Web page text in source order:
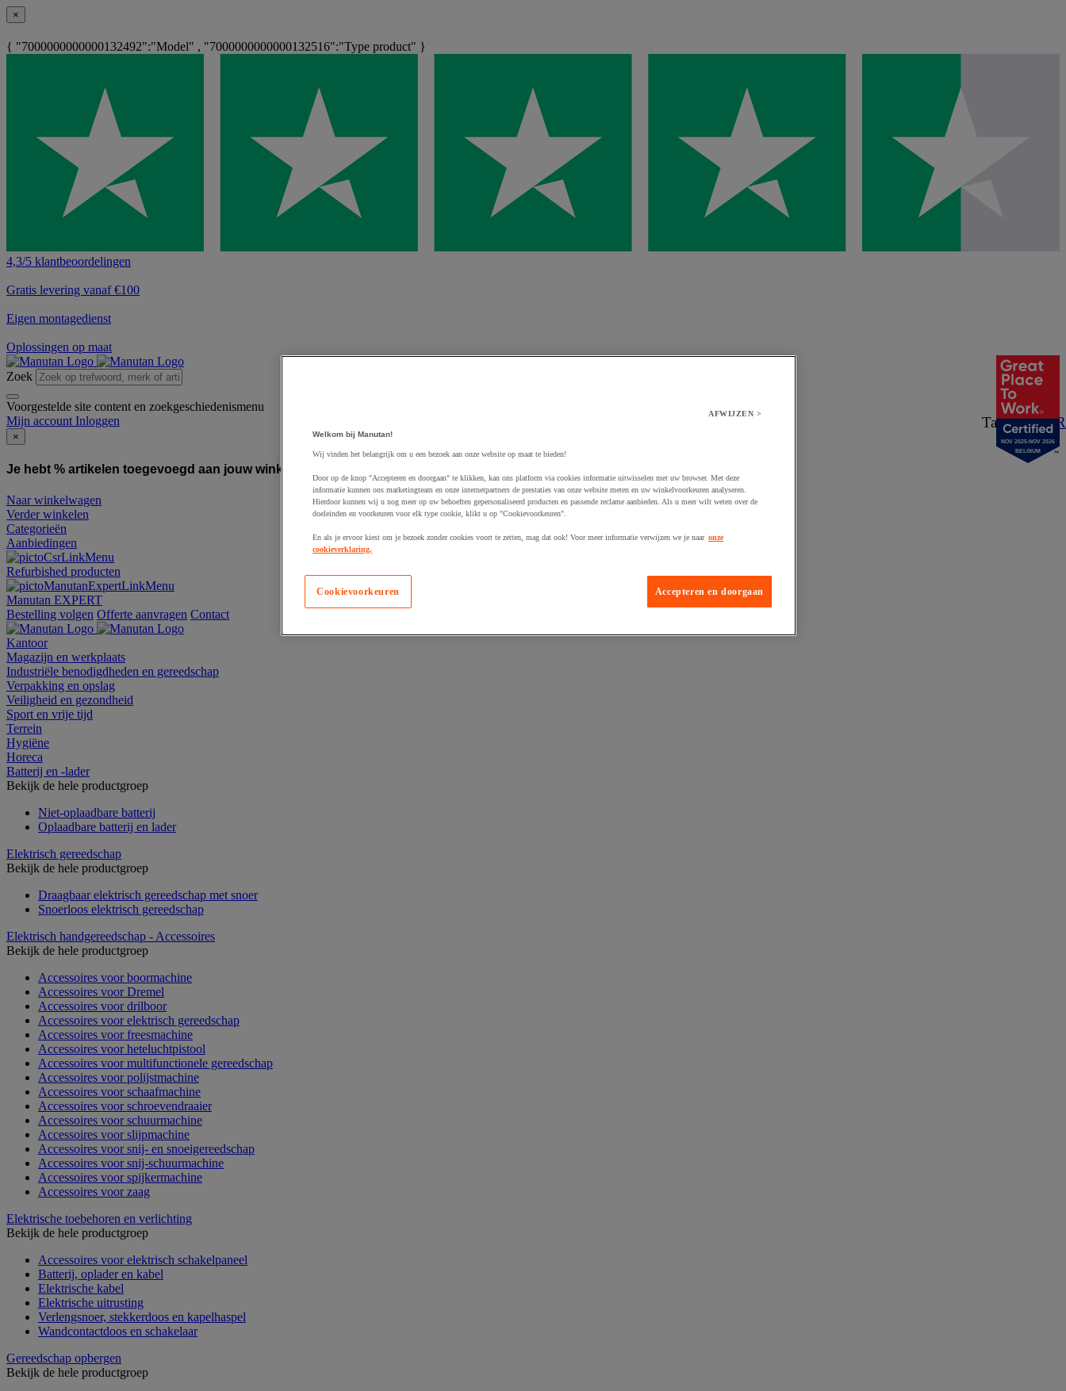
×
{ "7000000000000132492":"Model" , "7000000000000132516":"Type product" }
4,3/5 klantbeoordelingen
Gratis levering vanaf €100
Eigen montagedienst
Oplossingen op maat
Zoek
Voorgestelde site content en zoekgeschiedenismenu
Taal:NL/FR
Mijn account Inloggen
×
Je hebt % artikelen toegevoegd aan jouw winkelwagen:
Naar winkelwagen
Verder winkelen
Categorieën
Aanbiedingen
Refurbished producten
Manutan EXPERT
Bestelling volgen Offerte aanvragen Contact
Kantoor
Magazijn en werkplaats
Industriële benodigdheden en gereedschap
Verpakking en opslag
Veiligheid en gezondheid
Sport en vrije tijd
Terrein
Hygiëne
Horeca
Batterij en -lader
Bekijk de hele productgroep
Niet-oplaadbare batterij
Oplaadbare batterij en lader
Elektrisch gereedschap
Bekijk de hele productgroep
Draagbaar elektrisch gereedschap met snoer
Snoerloos elektrisch gereedschap
Elektrisch handgereedschap - Accessoires
Bekijk de hele productgroep
Accessoires voor boormachine
Accessoires voor Dremel
Accessoires voor drilboor
Accessoires voor elektrisch gereedschap
Accessoires voor freesmachine
Accessoires voor heteluchtpistool
Accessoires voor multifunctionele gereedschap
Accessoires voor polijstmachine
Accessoires voor schaafmachine
Accessoires voor schroevendraaier
Accessoires voor schuurmachine
Accessoires voor slijpmachine
Accessoires voor snij- en snoeigereedschap
Accessoires voor snij-schuurmachine
Accessoires voor spijkermachine
Accessoires voor zaag
Elektrische toebehoren en verlichting
Bekijk de hele productgroep
Accessoires voor elektrisch schakelpaneel
Batterij, oplader en kabel
Elektrische kabel
Elektrische uitrusting
Verlengsnoer, stekkerdoos en kapelhaspel
Wandcontactdoos en schakelaar
Gereedschap opbergen
Bekijk de hele productgroep
NOV 2025-NOV 2026
BELGIUM
AFWIJZEN >
Welkom bij Manutan!
Wij vinden het belangrijk om u een bezoek aan onze website op maat te bieden!
Door op de knop "Accepteren en doorgaan" te klikken, kan ons platform via cookies informatie uitwisselen met uw browser. Met deze
informatie kunnen ons marketingteam en onze internetpartners de prestaties van onze website meten en uw winkelvoorkeuren analyseren.
Hierdoor kunnen wij u nog meer op uw behoeften gepersonaliseerd producten en passende reclame aanbieden. Als u meer wilt weten over de
doeleinden en voorkeuren voor elk type cookie, klikt u op "Cookievoorkeuren".
En als je ervoor kiest om je bezoek zonder cookies voort te zetten, mag dat ook! Voor meer informatie verwijzen we je naar onze
cookieverklaring.
Accepteren en doorgaan
Cookievoorkeuren